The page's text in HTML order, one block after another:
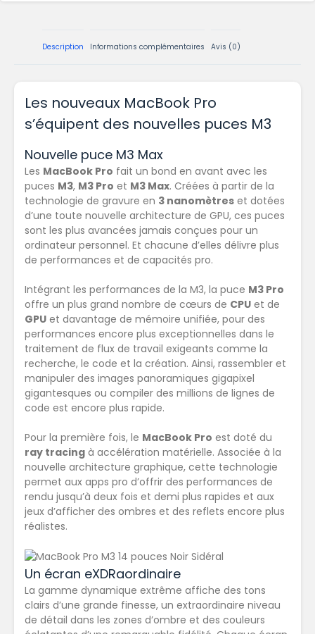
Description Informations complémentaires Avis (0)
Les nouveaux MacBook Pro
s’équipent des nouvelles puces M3
Nouvelle puce M3 Max
Les MacBook Pro fait un bond en avant avec les
puces M3, M3 Pro et M3 Max. Créées à partir de la
technologie de gravure en 3 nanomètres et dotées
d’une toute nouvelle architecture de GPU, ces puces
sont les plus avancées jamais conçues pour un
ordinateur personnel. Et chacune d’elles délivre plus
de performances et de capacités pro.
Intégrant les performances de la M3, la puce M3 Pro
offre un plus grand nombre de cœurs de CPU et de
GPU et davantage de mémoire unifiée, pour des
performances encore plus exceptionnelles dans le
traitement de flux de travail exigeants comme la
recherche, le code et la création. Ainsi, rassembler et
manipuler des images panoramiques gigapixel
gigantesques ou compiler des millions de lignes de
code est encore plus rapide.
Pour la première fois, le MacBook Pro est doté du
ray tracing à accélération matérielle. Associée à la
nouvelle architecture graphique, cette technologie
permet aux apps pro d’offrir des performances de
rendu jusqu’à deux fois et demi plus rapides et aux
jeux d’afficher des ombres et des reflets encore plus
réalistes.
Un écran eXDRaordinaire
La gamme dynamique extrême affiche des tons
clairs d’une grande finesse, un extra­ordinaire niveau
de détail dans les zones d’ombre et des couleurs